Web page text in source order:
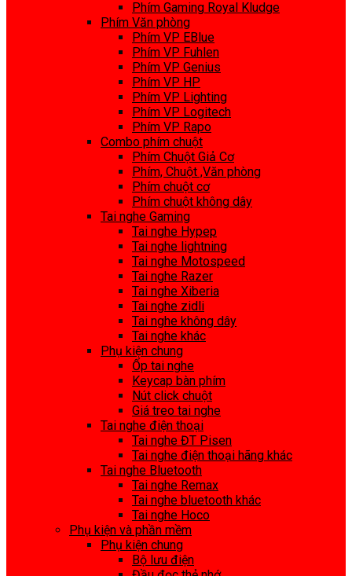
Phím Gaming Royal Kludge
Phím Văn phòng
Phím VP EBlue
Phím VP Fuhlen
Phím VP Genius
Phím VP HP
Phím VP Lighting
Phím VP Logitech
Phím VP Rapo
Combo phím chuột
Phím Chuột Giả Cơ
Phím, Chuột ,Văn phòng
Phím chuột cơ
Phím chuột không dây
Tai nghe Gaming
Tai nghe Hypep
Tai nghe lightning
Tai nghe Motospeed
Tai nghe Razer
Tai nghe Xiberia
Tai nghe zidli
Tai nghe không dây
Tai nghe khác
Phụ kiện chung
Ốp tai nghe
Keycap bàn phím
Nút click chuột
Giá treo tai nghe
Tai nghe điện thoại
Tai nghe ĐT Pisen
Tai nghe điện thoại hãng khác
Tai nghe Bluetooth
Tai nghe Remax
Tai nghe bluetooth khác
Tai nghe Hoco
Phụ kiện và phần mềm
Phụ kiện chung
Bộ lưu điện